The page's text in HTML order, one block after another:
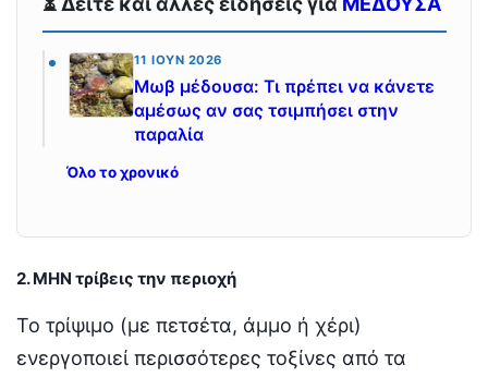
11 ΙΟΎΝ 2026
Μωβ μέδουσα: Τι πρέπει να κάνετε
αμέσως αν σας τσιμπήσει στην
παραλία
Όλο το χρονικό
2. ΜΗΝ τρίβεις την περιοχή
Το τρίψιμο (με πετσέτα, άμμο ή χέρι)
ενεργοποιεί περισσότερες τοξίνες από τα